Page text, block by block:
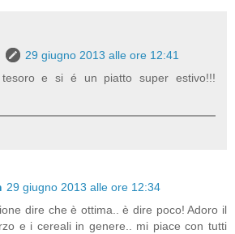
29 giugno 2013 alle ore 12:41
tesoro e si é un piatto super estivo!!!
29 giugno 2013 alle ore 12:34
dire che è ottima.. è dire poco! Adoro il
e i cereali in genere.. mi piace con tutti